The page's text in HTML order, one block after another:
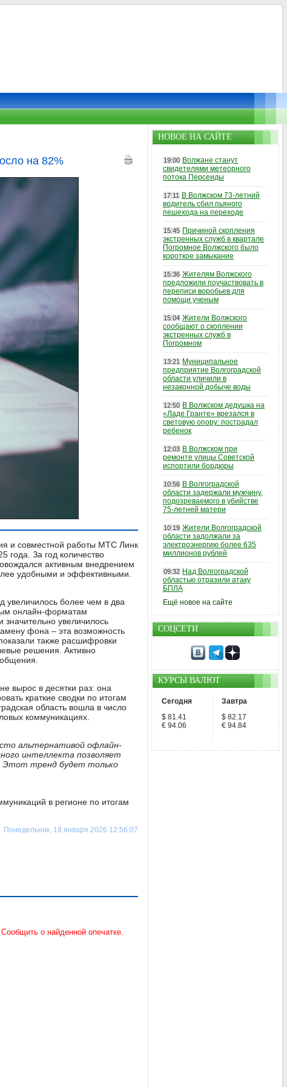
на 82%
и совместной работы МТС Линк
года. За год количество
активным внедрением
удобными и эффективными.
увеличилось более чем в два
онлайн-форматам
увеличилось
фона – эта возможность
также расшифровки
решения. Активно
вырос в десятки раз: она
краткие сводки по итогам
область вошла в число
коммуникациях.
альтернативой офлайн-
интеллекта позволяет
Этот тренд будет только
в регионе по итогам
Понедельник, 19 января 2026 12:56:07
НОВОЕ НА САЙТЕ
19:00 Волжане станут
свидетелями метеорного
потока Персеиды
17:11
В Волжском 73-летний
водитель сбил пьяного
пешехода на переходе
15:45 Причиной скопления
экстренных служб в квартале
Погромное Волжского было
короткое замыкание
15:36 Жителям Волжского
предложили поучаствовать в
переписи воробьев для
помощи ученым
15:04 Жители Волжского
сообщают о скоплении
экстренных служб в
Погромном
13:21
Муниципальное
предприятие Волгоградской
области уличили в
незаконной добыче воды
12:50 В Волжском дедушка на
«Ладе Гранте» врезался в
световую опору: пострадал
ребенок
12:03 В Волжском при
ремонте улицы Советской
испортили бордюры
10:56 В Волгоградской
области задержали мужчину,
подозреваемого в убийстве
75-летней матери
10:19 Жители Волгоградской
области задолжали за
электроэнергию более 635
миллионов рублей
09:32 Над Волгоградской
областью отразили атаку
БПЛА
Ещё новое на сайте
СОЦСЕТИ
КУРСЫ ВАЛЮТ
Сегодня
$ 81.41
€ 94.06
Завтра
$ 82.17
€ 94.84